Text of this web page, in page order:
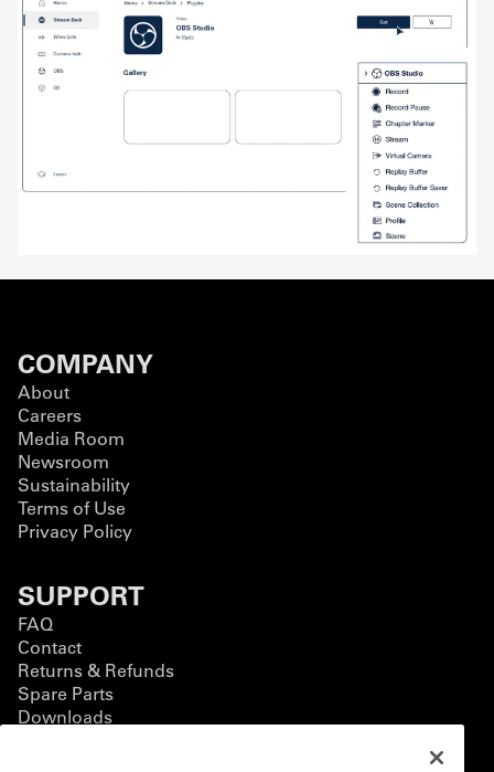
COMPANY
About
Careers
Media Room
Newsroom
Sustainability
Terms of Use
Privacy Policy
SUPPORT
FAQ
Contact
Returns & Refunds
Spare Parts
Downloads